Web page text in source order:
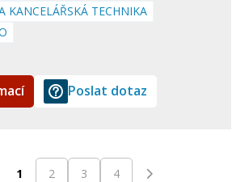
KANCELÁŘSKÁ TECHNIKA
Poslat dotaz
1 2 3 4